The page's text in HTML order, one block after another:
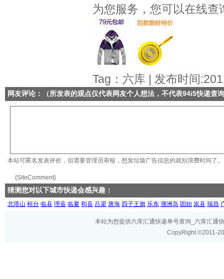
为您服务，您可以在线
Tag：六库 | 发布时间
网友评论：（所发表的观点仅代表网友个人想法，不代表94i5快递查
本站可匿名发表评价，但需要管理员审核，想发垃圾广告信息的就别浪费时间了。
{SiteComment}
猜测您对以下城市快递会感兴趣：
北塔山 桓台 临县 理县 临夏 和县 吕梁 唐海 四子王旗 乐东 涠洲岛 固始 岚县 瑞昌
本站为您提供六库汇通快递单号查询_六库汇通
CopyRight ©2011-